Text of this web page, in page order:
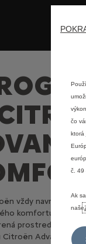
vždy navrhoval
komfortu. Táto
Citroën Advanced
čo
ktorá
č. 49
Ak
naše